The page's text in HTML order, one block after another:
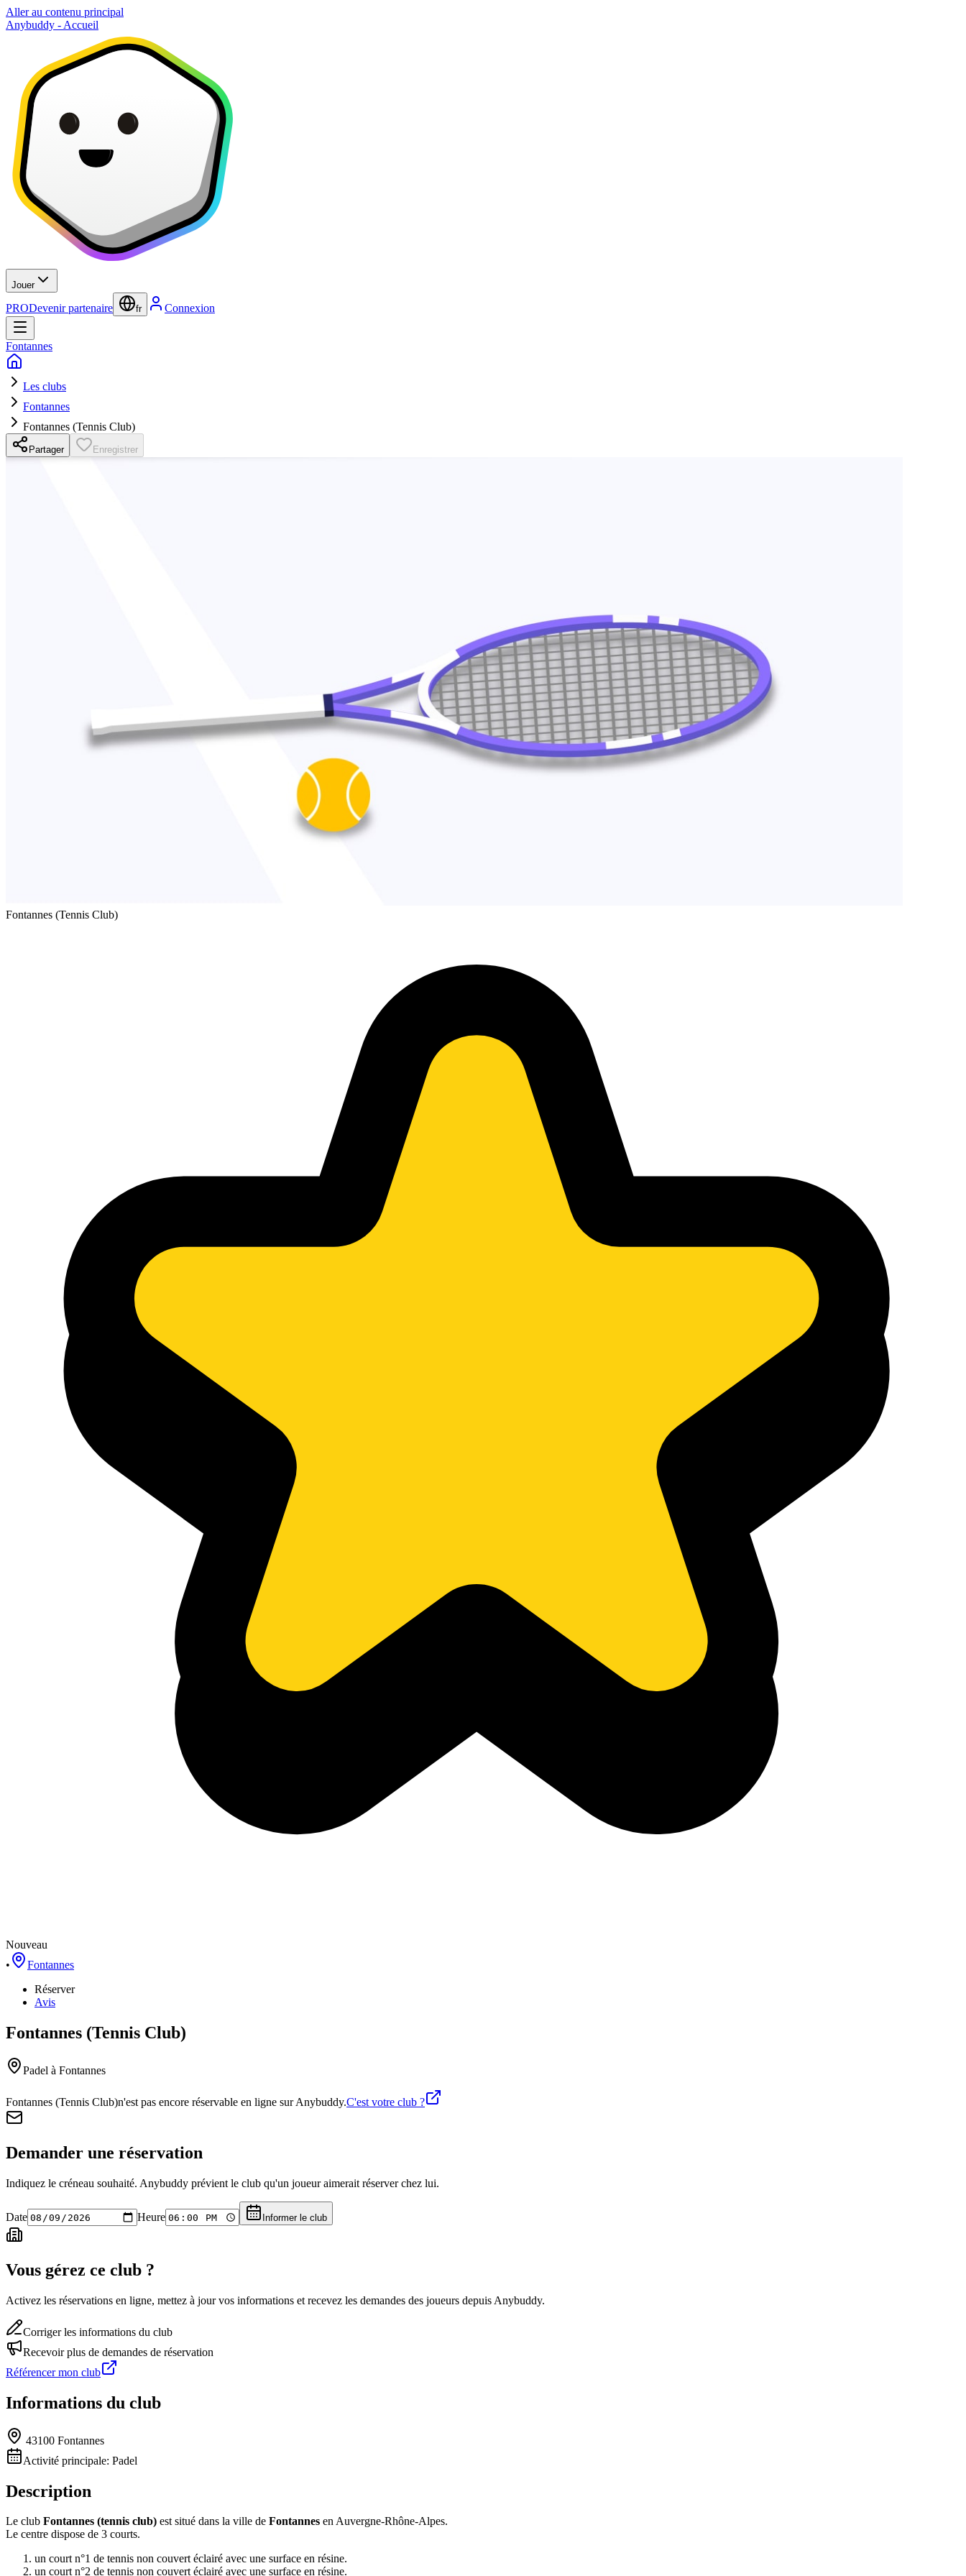
Aller au contenu principal
Anybuddy - Accueil
Jouer
PRODevenir partenaire fr Connexion
Fontannes
Les clubs
Fontannes
Fontannes (Tennis Club)
Partager Enregistrer
Fontannes (Tennis Club)
Nouveau
•
Fontannes
Réserver
Avis
Fontannes (Tennis Club)
Padel à Fontannes
Fontannes (Tennis Club)n'est pas encore réservable en ligne sur Anybuddy.C'est votre club ?
Demander une réservation
Indiquez le créneau souhaité. Anybuddy prévient le club qu'un joueur aimerait réserver chez lui.
Date Heure Informer le club
Vous gérez ce club ?
Activez les réservations en ligne, mettez à jour vos informations et recevez les demandes des joueurs depuis Anybuddy.
Corriger les informations du club
Recevoir plus de demandes de réservation
Référencer mon club
Informations du club
43100 Fontannes
Activité principale: Padel
Description
Le club Fontannes (tennis club) est situé dans la ville de Fontannes en Auvergne-Rhône-Alpes.
Le centre dispose de 3 courts.
un court n°1 de tennis non couvert éclairé avec une surface en résine.
un court n°2 de tennis non couvert éclairé avec une surface en résine.